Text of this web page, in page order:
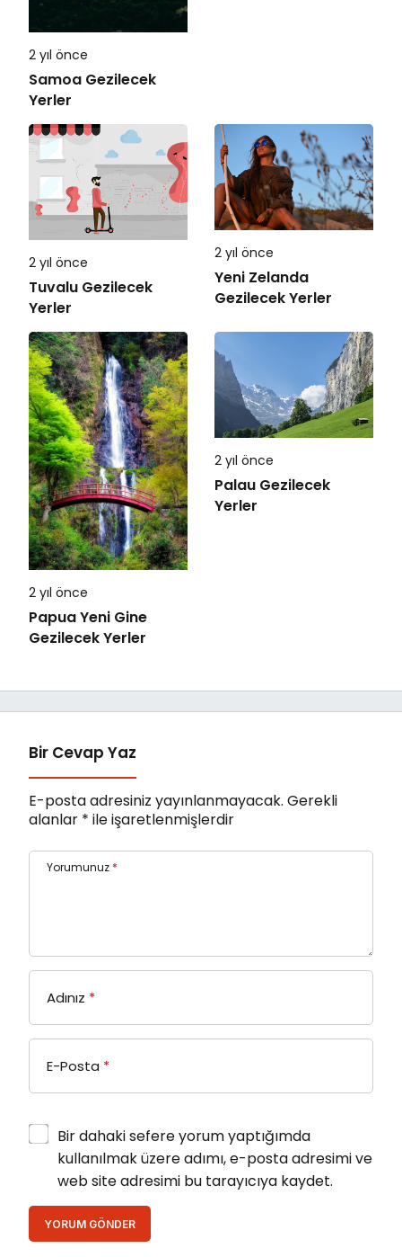
2 yıl önce
Samoa Gezilecek
Yerler
2 yıl önce
Tuvalu Gezilecek
Yerler
2 yıl önce
Yeni Zelanda
Gezilecek Yerler
2 yıl önce
Papua Yeni Gine
Gezilecek Yerler
2 yıl önce
Palau Gezilecek
Yerler
Bir Cevap Yaz
E-posta adresiniz yayınlanmayacak. Gerekli
alanlar * ile işaretlenmişlerdir
Yorumunuz *
Adınız *
E-Posta *
Bir dahaki sefere yorum yaptığımda
kullanılmak üzere adımı, e-posta adresimi ve
web site adresimi bu tarayıcıya kaydet.
YORUM GÖNDER